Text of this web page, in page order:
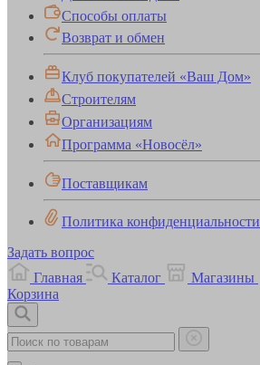
Способы оплаты
Возврат и обмен
Клуб покупателей «Ваш Дом»
Строителям
Организациям
Программа «Новосёл»
Поставщикам
Политика конфиденциальности
Задать вопрос
Главная
Каталог Магазины
Корзина